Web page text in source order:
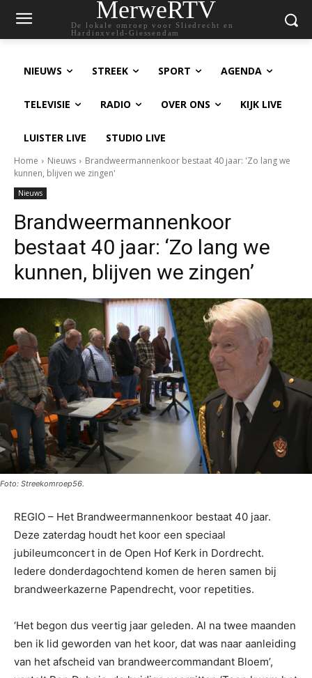
MerweRTV
De lokale omroep voor Sliedrecht en
Hardinxveld-Giessendam
NIEUWS STREEK SPORT AGENDA
TELEVISIE RADIO OVER ONS KIJK LIVE
LUISTER LIVE STUDIO LIVE
Home Nieuws
Brandweermannenkoor bestaat 40 jaar: 'Zo lang we
kunnen, blijven we zingen'
Nieuws
Brandweermannenkoor
bestaat 40 jaar: ‘Zo lang we
kunnen, blijven we zingen’
Foto: Streekomroep56.
REGIO – Het Brandweermannenkoor bestaat 40 jaar.
Deze zaterdag houdt het koor een speciaal
jubileumconcert in de Open Hof Kerk in Dordrecht.
Iedere donderdagochtend komen de heren samen bij
brandweerkazerne Papendrecht, voor repetities.
‘Het begon dus veertig jaar geleden. Al na twee maanden
ben ik lid geworden van het koor, dat was naar aanleiding
van het afscheid van brandweercommandant Bloem’,